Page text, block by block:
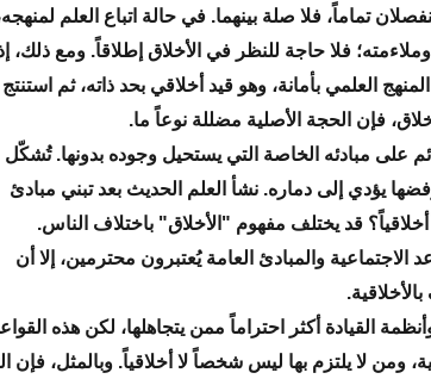
تماماً، فلا صلة بينهما. في حالة اتباع العلم
فلا حاجة للنظر في الأخلاق إطلاقاً. ومع ذلك،
العلمي بأمانة، وهو قيد أخلاقي بحد ذاته، ثم استنتج
فإن الحجة الأصلية مضللة نوعاً ما.
على مبادئه الخاصة التي يستحيل وجوده بدونها. تُشكّل
يؤدي إلى دماره. نشأ العلم الحديث بعد تبني مبادئ
أخلاقياً؟ قد يختلف مفهوم "الأخلاق" باختلاف الناس.
الاجتماعية والمبادئ العامة يُعتبرون محترمين، إلا أن
القيادة أكثر احتراماً ممن يتجاهلها، لكن هذه
ومن لا يلتزم بها ليس شخصاً لا أخلاقياً. وبالمثل، فإن